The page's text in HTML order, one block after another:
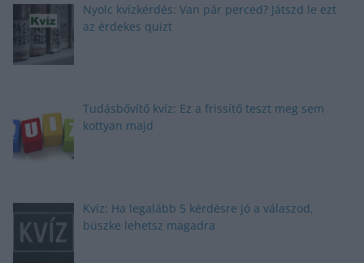
Nyolc kvízkérdés: Van pár perced? Játszd le ezt
az érdekes quizt
Tudásbővítő kvíz: Ez a frissítő teszt meg sem
kottyan majd
Kvíz: Ha legalább 5 kérdésre jó a válaszod,
büszke lehetsz magadra